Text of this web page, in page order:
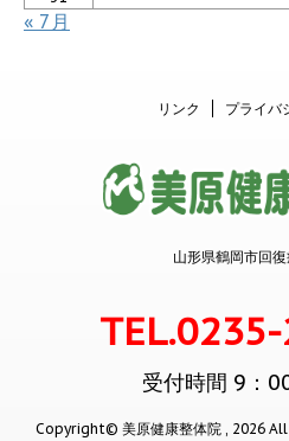
« 7月
リンク プライバ
山形県鶴岡市回
受付時間 9：
Copyright© 美原健康整体院 , 2026